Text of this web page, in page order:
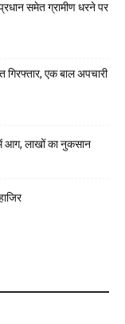
समेत ग्रामीण धरने पर
एक बाल अपचारी
आग, लाखों का नुकसान